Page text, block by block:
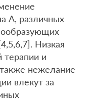
А, различных
Низкая
терапии и
нежелание
влекут за